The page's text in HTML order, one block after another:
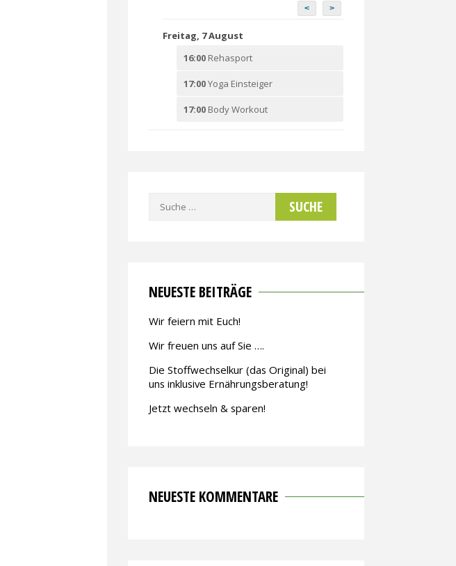
< >
Freitag, 7 August
16:00 Rehasport
17:00Yoga Einsteiger
17:00 Body Workout
Suche
NEUESTE BEITRÄGE
Wir feiern mit Euch!
Wir freuen uns auf Sie ….
Die Stoffwechselkur (das Original) bei
uns inklusive Ernährungsberatung!
Jetzt wechseln & sparen!
NEUESTE KOMMENTARE